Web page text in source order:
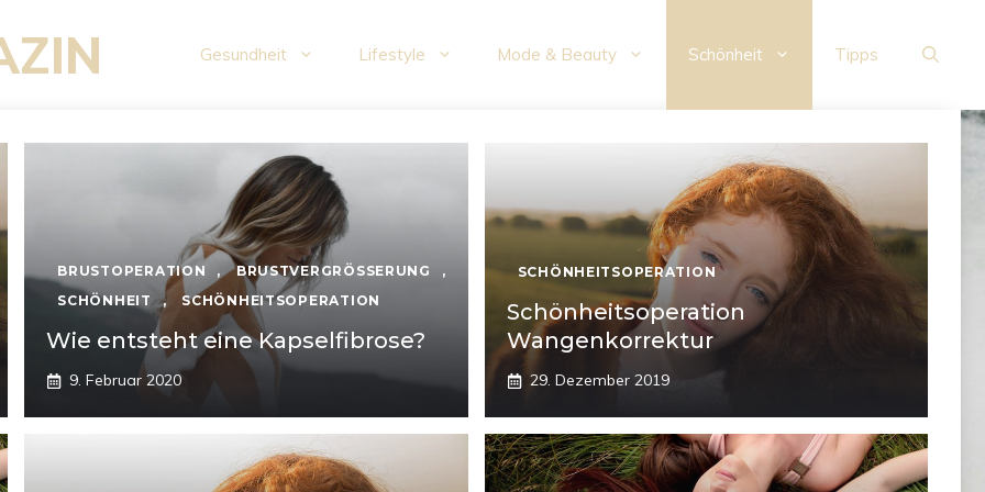
Gesundheit Lifestyle Mode & Beauty Schönheit Tipps
BRUSTOPERATION , BRUSTVERGRÖSSERUNG
,
SCHÖNHEIT
, SCHÖNHEITSOPERATION
Wie entsteht eine Kapselfibrose?
9. Februar 2020
SCHÖNHEITSOPERATION
Schönheitsoperation
Wangenkorrektur
29. Dezember 2019